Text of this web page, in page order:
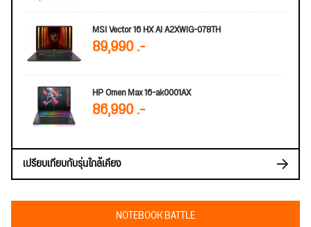
MSI Vector 16 HX AI A2XWIG-078TH
89,990 .-
HP Omen Max 16-ak0001AX
86,990 .-
เปรียบเทียบกับรุ่นใกล้เคียง
NOTEBOOK BATTLE